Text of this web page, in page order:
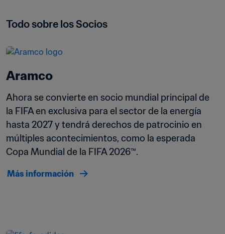
Todo sobre los Socios
Aramco
Ahora se convierte en socio mundial principal de
la FIFA en exclusiva para el sector de la energía
hasta 2027 y tendrá derechos de patrocinio en
múltiples acontecimientos, como la esperada
Copa Mundial de la FIFA 2026™.
Más información